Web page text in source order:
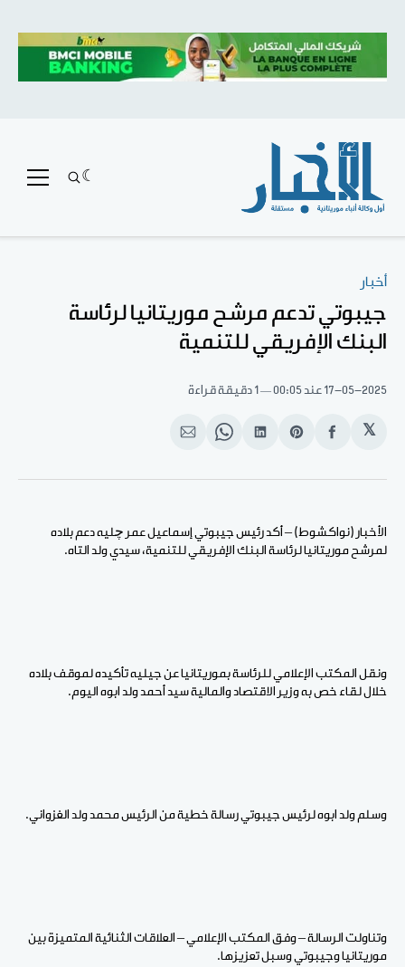
أخبار
جيبوتي تدعم مرشح موريتانيا لرئاسة
البنك الإفريقي للتنمية
17-05-2025 عند 00:05 1 دقيقة قراءة
𝕏
انشر
الفيسبوك
Share
Pinterest
انشر
لينكد
Share
WhatsApp
انشر
الإيميل
الأخبار (نواكشوط) – أكد رئيس جيبوتي إسماعيل عمر چليه دعم بلاده
لمرشح موريتانيا لرئاسة البنك الإفريقي للتنمية، سيدي ولد التاه.
ونقل المكتب الإعلامي للرئاسة بموريتانيا عن جيليه تأكيده لموقف بلاده
خلال لقاء خص به وزير الاقتصاد والمالية سيد أحمد ولد ابوه اليوم.
وسلم ولد ابوه لرئيس جيبوتي رسالة خطية من الرئيس محمد ولد الغزواني.
وتناولت الرسالة – وفق المكتب الإعلامي – العلاقات الثنائية المتميزة بين
موريتانيا وجيبوتي وسبل تعزيزها.